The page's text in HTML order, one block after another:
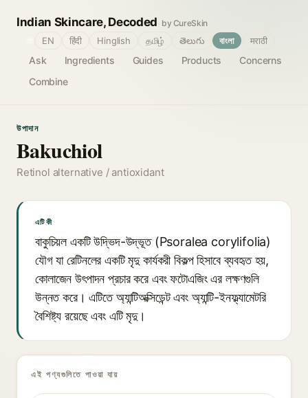
Indian Skincare, Decoded by CureSkin
Ask Ingredients Guides Products
Concerns
Combine
EN हिंदी Hinglish தமிழ் తెలుగు বাংলা मराठी
উপাদান
Bakuchiol
Retinol alternative / antioxidant
এটি কী
বাকুচিয়ল একটি উদ্ভিদ-উদ্ভূত (Psoralea corylifolia)
যৌগ যা রেটিনলের একটি মৃদু কার্যকরী বিকল্প হিসাবে ব্যবহৃত হয়,
কোলাজেন উৎপাদন প্রচার করে এবং ফটোএজিং এর লক্ষণগুলি
উন্নত করে। এটিতে অ্যান্টিঅক্সিডেন্ট এবং অ্যান্টি-ইনফ্ল্যামেটরি
বৈশিষ্ট্য রয়েছে এবং এটি মৃদু।
এই পণ্যগুলিতে পাওয়া যায়